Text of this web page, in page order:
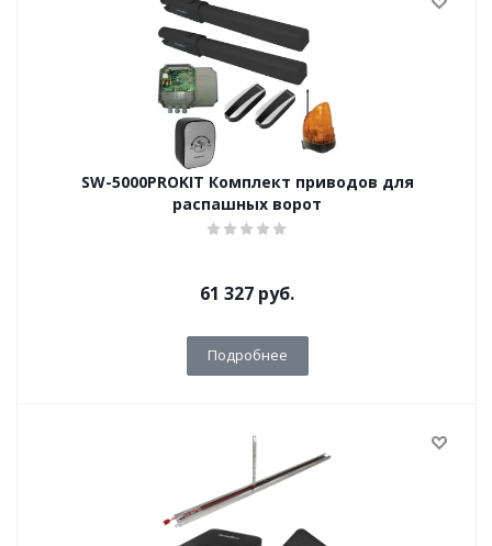
SW-5000PROKIT Комплект приводов для
распашных ворот
61 327 руб.
Подробнее